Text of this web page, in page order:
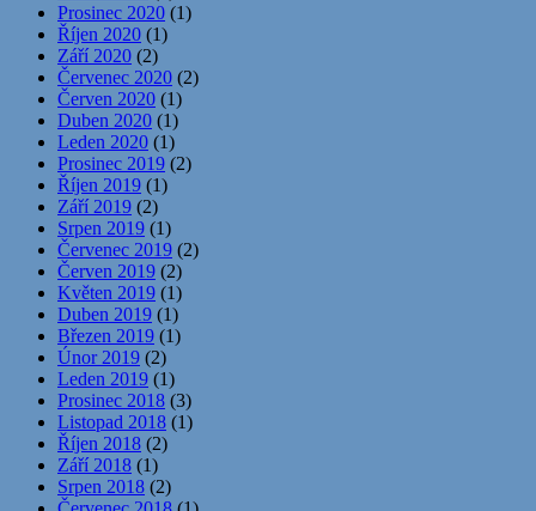
Prosinec 2020 (1)
Říjen 2020 (1)
Září 2020 (2)
Červenec 2020 (2)
Červen 2020 (1)
Duben 2020 (1)
Leden 2020 (1)
Prosinec 2019 (2)
Říjen 2019 (1)
Září 2019 (2)
Srpen 2019 (1)
Červenec 2019 (2)
Červen 2019 (2)
Květen 2019 (1)
Duben 2019 (1)
Březen 2019 (1)
Únor 2019 (2)
Leden 2019 (1)
Prosinec 2018 (3)
Listopad 2018 (1)
Říjen 2018 (2)
Září 2018 (1)
Srpen 2018 (2)